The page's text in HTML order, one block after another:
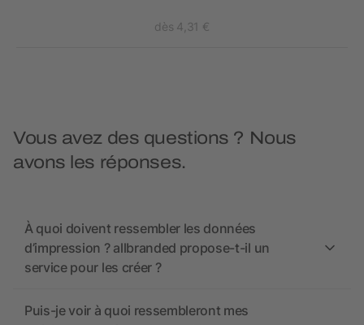
dès 4,31 €
Vous avez des questions ? Nous
avons les réponses.
À quoi doivent ressembler les données
d’impression ? allbranded propose-t-il un
service pour les créer ?
Puis-je voir à quoi ressembleront mes